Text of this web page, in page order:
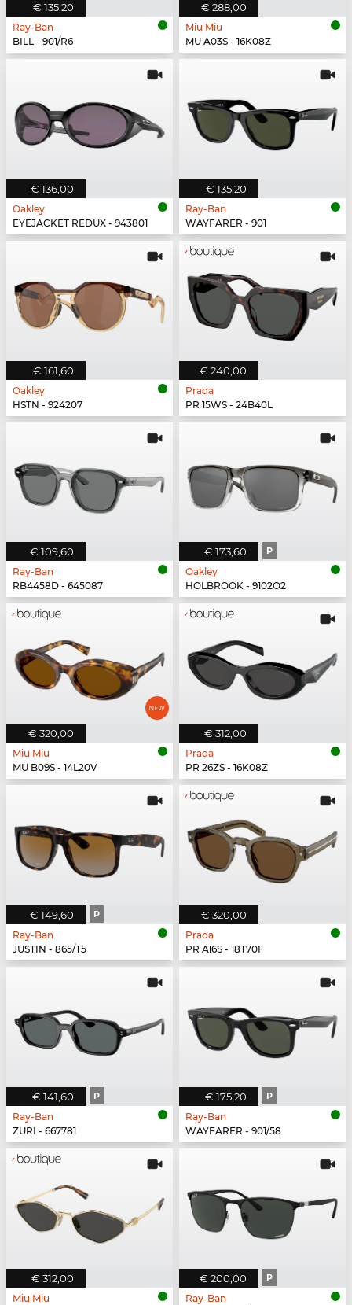
€ 135,20
Ray-Ban
BILL - 901/R6
€ 288,00
Miu Miu
MU A03S - 16K08Z
€ 136,00
Oakley
EYEJACKET REDUX - 943801
€ 135,20
Ray-Ban
WAYFARER - 901
€ 161,60
Oakley
HSTN - 924207
€ 240,00
Prada
PR 15WS - 24B40L
€ 109,60
Ray-Ban
RB4458D - 645087
€ 173,60 P
Oakley
HOLBROOK - 9102O2
€ 320,00
Miu Miu
MU B09S - 14L20V
€ 312,00
Prada
PR 26ZS - 16K08Z
€ 149,60 P
Ray-Ban
JUSTIN - 865/T5
€ 320,00
Prada
PR A16S - 18T70F
€ 141,60 P
Ray-Ban
ZURI - 667781
€ 175,20 P
Ray-Ban
WAYFARER - 901/58
€ 312,00
Miu Miu
€ 200,00 P
Ray-Ban